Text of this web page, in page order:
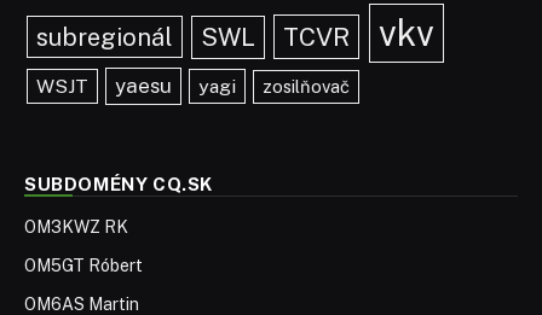
subregionál SWL TCVR vkv
WSJT yaesu yagi zosilňovač
SUBDOMÉNY CQ.SK
OM3KWZ RK
OM5GT Róbert
OM6AS Martin